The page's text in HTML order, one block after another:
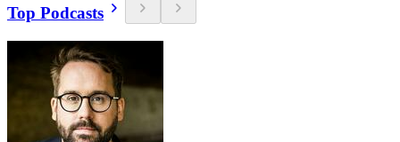
Top Podcasts